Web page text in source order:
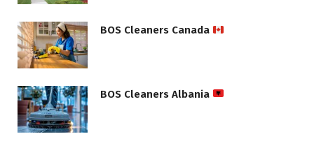
BOS Cleaners Canada
BOS Cleaners Albania